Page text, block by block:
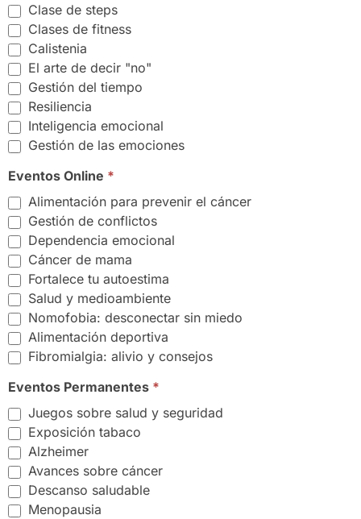
Clase de steps
Clases de fitness
Calistenia
El arte de decir "no"
Gestión del tiempo
Resiliencia
Inteligencia emocional
Gestión de las emociones
Eventos Online *
Alimentación para prevenir el cáncer
Gestión de conflictos
Dependencia emocional
Cáncer de mama
Fortalece tu autoestima
Salud y medioambiente
Nomofobia: desconectar sin miedo
Alimentación deportiva
Fibromialgia: alivio y consejos
Eventos Permanentes *
Juegos sobre salud y seguridad
Exposición tabaco
Alzheimer
Avances sobre cáncer
Descanso saludable
Menopausia